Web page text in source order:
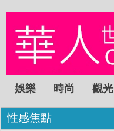
娛樂 時尚 觀光
性感焦點